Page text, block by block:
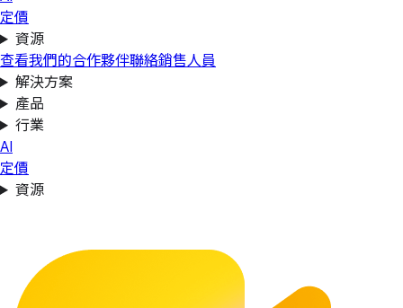
定價
資源
查看我們的合作夥伴聯絡銷售人員
解決方案
產品
行業
AI
定價
資源